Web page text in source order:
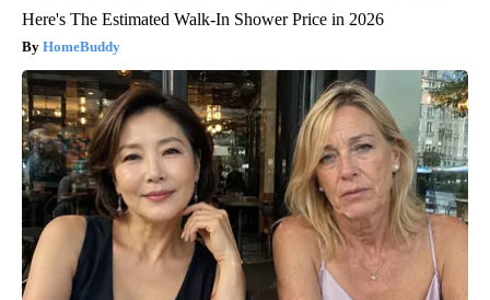
Here's The Estimated Walk-In Shower Price in 2026
HomeBuddy